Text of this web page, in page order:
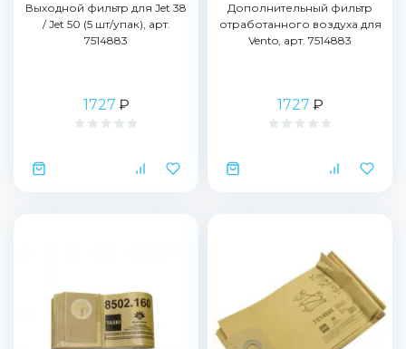
Выходной фильтр для Jet 38
/ Jet 50 (5 шт/упак), арт.
7514883
1727 ₽
Дополнительный фильтр
отработанного воздуха для
Vento, арт. 7514883
1727 ₽